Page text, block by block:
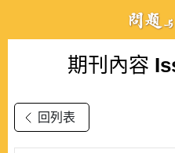
期刊內容
回列表